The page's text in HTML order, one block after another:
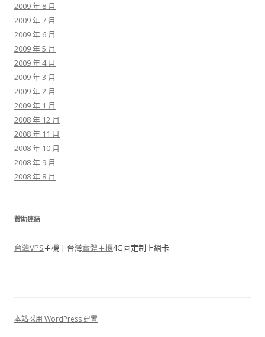
2009 年 8 月
2009 年 7 月
2009 年 6 月
2009 年 5 月
2009 年 4 月
2009 年 3 月
2009 年 2 月
2009 年 1 月
2008 年 12 月
2008 年 11 月
2008 年 10 月
2008 年 9 月
2008 年 8 月
贊助連結
台灣VPS主機 | 台灣實體主機4G固定制上網卡
本站採用 WordPress 建置